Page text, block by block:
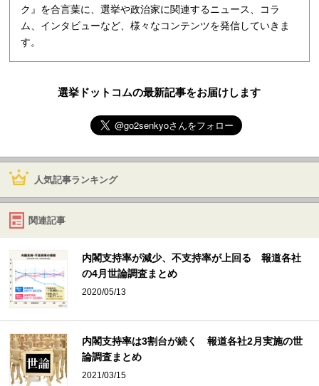
ク』を合言葉に、選挙や政治家に関連するニュース、コラ
ム、インタビューなど、様々なコンテンツを発信していきま
す。
選挙ドットコムの最新記事をお届けします
人気記事ランキング
関連記事
内閣支持率が減少、不支持率が上回る 報道各社
の4月世論調査まとめ
2020/05/13
内閣支持率は3割台が続く 報道各社2月実施の世
論調査まとめ
2021/03/15